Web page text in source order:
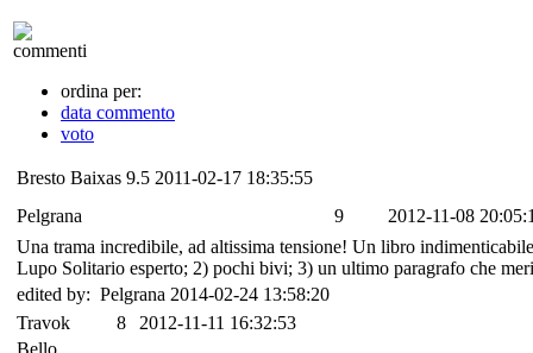
commenti
ordina per:
data commento
voto
Bresto Baixas 9.5 2011-02-17 18:35:55
Pelgrana
9
2012-11-08
Una trama incredibile, ad altissima tensione! Un libro
Lupo Solitario esperto; 2) pochi bivi; 3) un ultimo paragrafo che
edited by: Pelgrana 2014-02-24 13:58:20
Travok
8
2012-11-11 16:32:53
Bello